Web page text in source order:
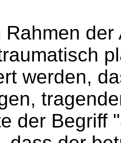
Rahmen
werden,
der Begriff